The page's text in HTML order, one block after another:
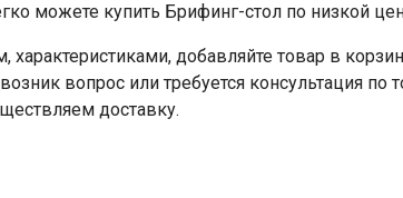
можете купить Брифинг-стол по низкой
добавляйте товар в
вопрос или требуется консультация
доставку.